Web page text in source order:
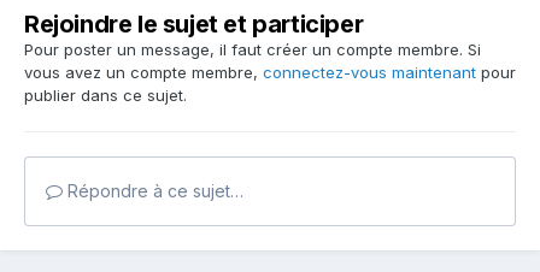
Rejoindre le sujet et participer
Pour poster un message, il faut créer un compte membre. Si
vous avez un compte membre, connectez-vous maintenant pour
publier dans ce sujet.
Répondre à ce sujet…